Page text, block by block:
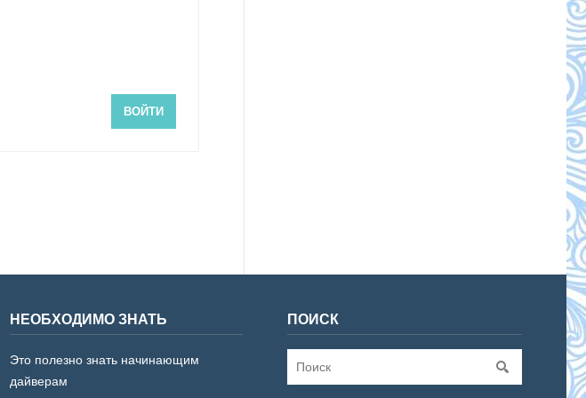
ВОЙТИ
НЕОБХОДИМО ЗНАТЬ
Это полезно знать начинающим
дайверам
ПОИСК